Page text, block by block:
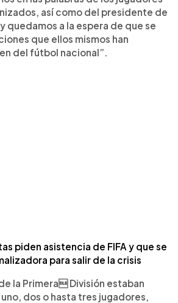
así como del presidente de
quedamos a la espera de que se
que ellos mismos han
del fútbol nacional”.
piden asistencia de FIFA y que se
para salir de la crisis
la Primera División estaban
dos o hasta tres jugadores,